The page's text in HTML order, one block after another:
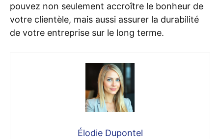
pouvez non seulement accroître le bonheur de
votre clientèle, mais aussi assurer la durabilité
de votre entreprise sur le long terme.
Élodie Dupontel